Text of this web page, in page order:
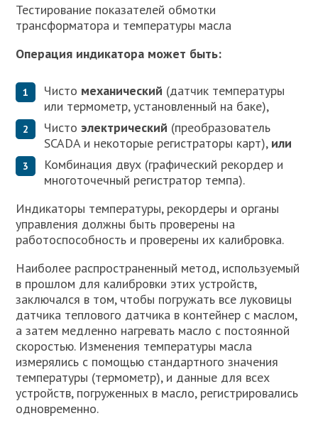
Тестирование показателей обмотки
трансформатора и температуры масла
Операция индикатора может быть:
Чисто механический (датчик температуры
или термометр, установленный на баке),
Чистоэлектрический (преобразователь
SCADA и некоторые регистраторы карт), или
Комбинация двух (графический рекордер и
многоточечный регистратор темпа).
Индикаторы температуры, рекордеры и органы
управления должны быть проверены на
работоспособность и проверены их калибровка.
Наиболее распространенный метод, используемый
в прошлом для калибровки этих устройств,
заключался в том, чтобы погружать все луковицы
датчика теплового датчика в контейнер с маслом,
а затем медленно нагревать масло с постоянной
скоростью. Изменения температуры масла
измерялись с помощью стандартного значения
температуры (термометр), и данные для всех
устройств, погруженных в масло, регистрировались
одновременно.